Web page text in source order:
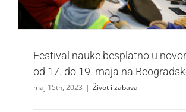
Festival nauke besplatno u
od 17. do 19. maja na
maj 15th, 2023 | Život i zabava